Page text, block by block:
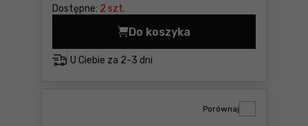
Dostępne: 2 szt.
U Ciebie za 2-3 dni
Do koszyka
Ucinaczki Bahco 2101G-160
Porównaj